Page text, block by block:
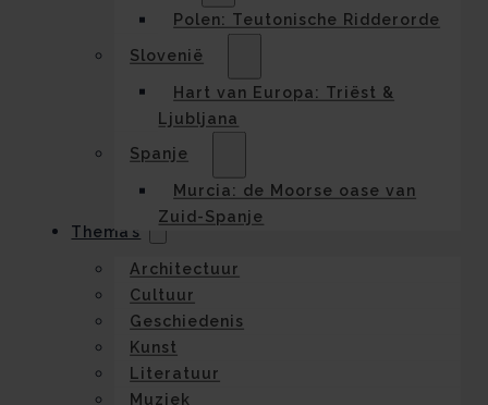
Polen: Teutonische Ridderorde
Slovenië
Hart van Europa: Triëst &
Ljubljana
Spanje
Murcia: de Moorse oase van
Zuid-Spanje
Thema’s
Architectuur
Cultuur
Geschiedenis
Kunst
Literatuur
Muziek